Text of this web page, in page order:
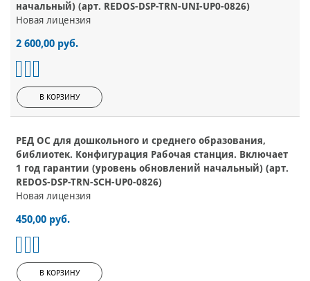
начальный) (арт. REDOS-DSP-TRN-UNI-UP0-0826)
Новая лицензия
2 600,00 руб.
В КОРЗИНУ
РЕД ОС для дошкольного и среднего образования,
библиотек. Конфигурация Рабочая станция. Включает
1 год гарантии (уровень обновлений начальный) (арт.
REDOS-DSP-TRN-SCH-UP0-0826)
Новая лицензия
450,00 руб.
В КОРЗИНУ